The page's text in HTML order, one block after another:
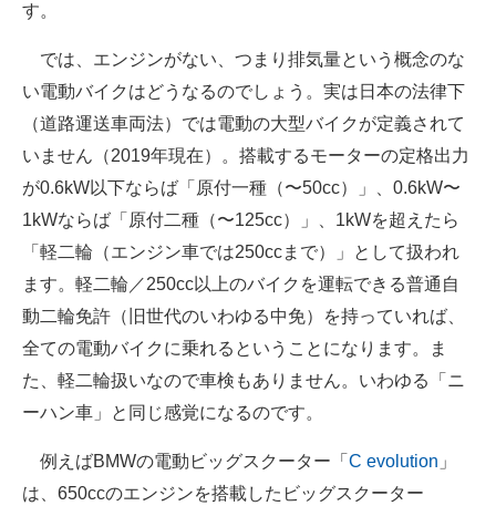
す。
では、エンジンがない、つまり排気量という概念のな
い電動バイクはどうなるのでしょう。実は日本の法律下
（道路運送車両法）では電動の大型バイクが定義されて
いません（2019年現在）。搭載するモーターの定格出力
が0.6kW以下ならば「原付一種（〜50cc）」、0.6kW〜
1kWならば「原付二種（〜125cc）」、1kWを超えたら
「軽二輪（エンジン車では250ccまで）」として扱われ
ます。軽二輪／250cc以上のバイクを運転できる普通自
動二輪免許（旧世代のいわゆる中免）を持っていれば、
全ての電動バイクに乗れるということになります。ま
た、軽二輪扱いなので車検もありません。いわゆる「ニ
ーハン車」と同じ感覚になるのです。
例えばBMWの電動ビッグスクーター「 C evolution 」
は、650ccのエンジンを搭載したビッグスクーター